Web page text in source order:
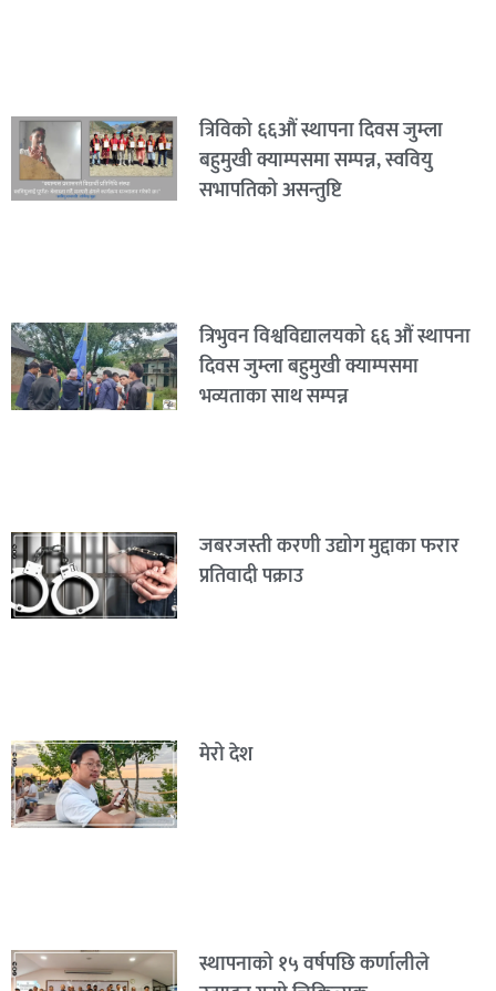
त्रिविको ६६औं स्थापना दिवस जुम्ला
बहुमुखी क्याम्पसमा सम्पन्न, स्ववियु
सभापतिको असन्तुष्टि
त्रिभुवन विश्वविद्यालयको ६६ औं स्थापना
दिवस जुम्ला बहुमुखी क्याम्पसमा
भव्यताका साथ सम्पन्न
जबरजस्ती करणी उद्योग मुद्दाका फरार
प्रतिवादी पक्राउ
मेरो देश
स्थापनाको १५ वर्षपछि कर्णालीले